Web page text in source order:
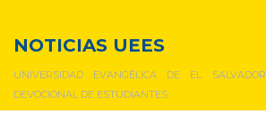
NOTICIAS UEES
UNIVERSIDAD EVANGÉLICA DE EL SALVADOR
DEVOCIONAL DE ESTUDIANTES